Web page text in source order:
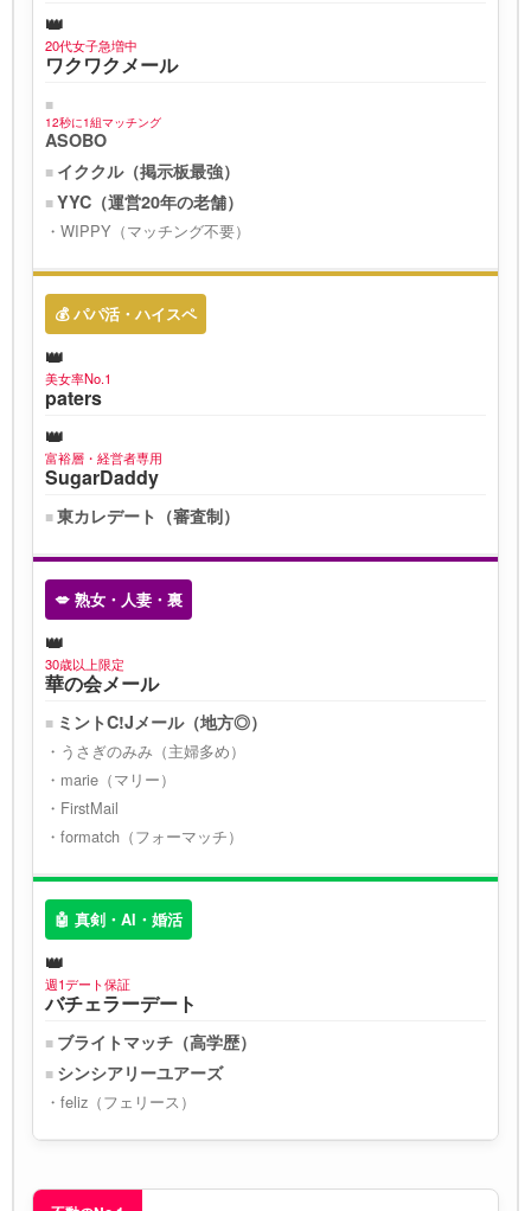
20代女子急増中
ワクワクメール
12秒に1組マッチング
ASOBO
イククル（掲示板最強）
YYC（運営20年の老舗）
WIPPY（マッチング不要）
💰 パパ活・ハイスペ
美女率No.1
paters
富裕層・経営者専用
SugarDaddy
東カレデート（審査制）
💋 熟女・人妻・裏
30歳以上限定
華の会メール
ミントC!Jメール（地方◎）
うさぎのみみ（主婦多め）
marie（マリー）
FirstMail
formatch（フォーマッチ）
🤖 真剣・AI・婚活
週1デート保証
バチェラーデート
ブライトマッチ（高学歴）
シンシアリーユアーズ
feliz（フェリース）